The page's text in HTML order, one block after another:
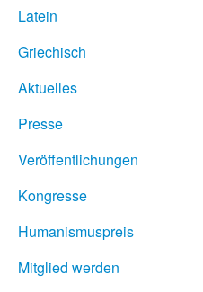
Latein
Griechisch
Aktuelles
Presse
Veröffentlichungen
Kongresse
Humanismuspreis
Mitglied werden